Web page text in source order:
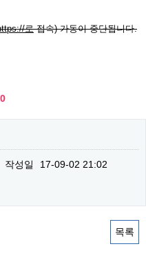
로접속) 가동이 중단됩니다.
0
작성일
17-09-02 21:02
목록